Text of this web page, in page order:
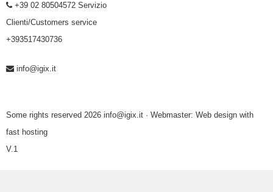
+39 02 80504572 Servizio
Clienti/Customers service
+393517430736
info@igix.it
Some rights reserved 2026 info@igix.it · Webmaster: Web design with
fast hosting
V.1